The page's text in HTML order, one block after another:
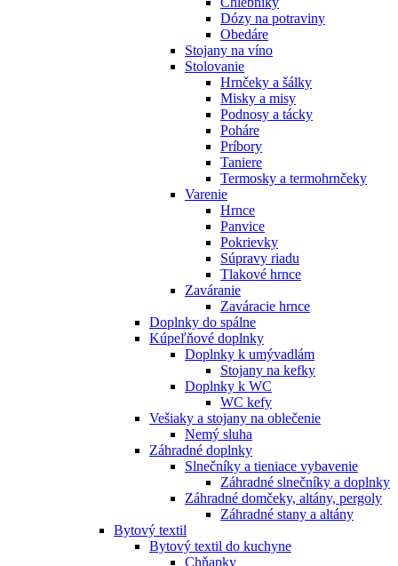
Dózy na potraviny
Obedáre
Stojany na víno
Stolovanie
Hrnčeky a šálky
Misky a misy
Podnosy a tácky
Poháre
Príbory
Taniere
Termosky a termohrnčeky
Varenie
Hrnce
Panvice
Pokrievky
Súpravy riadu
Tlakové hrnce
Zaváranie
Zaváracie hrnce
Doplnky do spálne
Kúpeľňové doplnky
Doplnky k umývadlám
Stojany na kefky
Doplnky k WC
WC kefy
Vešiaky a stojany na oblečenie
Nemý sluha
Záhradné doplnky
Slnečníky a tieniace vybavenie
Záhradné slnečníky a doplnky
Záhradné domčeky, altány, pergoly
Záhradné stany a altány
Bytový textil
Bytový textil do kuchyne
Chňapky